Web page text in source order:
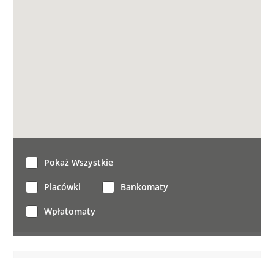
Pokaż Wszystkie
Placówki Bankomaty
Wpłatomaty